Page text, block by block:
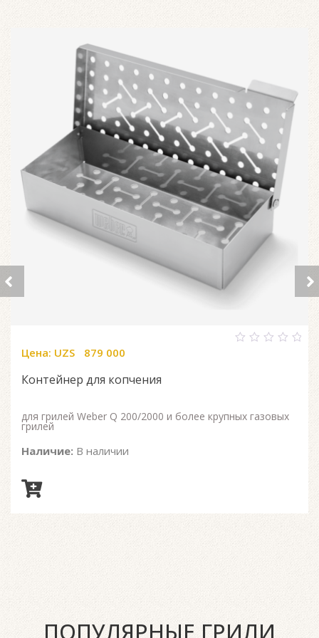
Цена: UZS 879 000
Контейнер для копчения
для грилей Weber Q 200/2000 и более крупных газовых
грилей
Наличие: В наличии
ПОПУЛЯРНЫЕ ГРИЛИ